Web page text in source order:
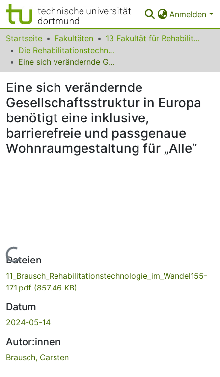
Anmelden
Bereiche & Sammlungen
Das gesamte Repositorium
FAQ
Leitlinien
Zurück zur Startseite
Startseite Fakultäten
13 Fakultät für Rehabilitationswissenschaften
Die Rehabilitationstechnologie im Wandel: eine Mensch-Technik-Umwelt Betrachtung
Eine sich verändernde Gesellschaftsstruktur in Europa benötigt eine inklusive, barrierefreie und passgenaue Wohnraumgestaltung für „Alle“
Eine sich verändernde
Gesellschaftsstruktur in Europa
benötigt eine inklusive,
barrierefreie und passgenaue
Wohnraumgestaltung für „Alle“
Lade...
Dateien
11_Brausch_Rehabilitationstechnologie_im_Wandel155-
171.pdf (857.46 KB)
Datum
2024-05-14
Autor:innen
Brausch, Carsten